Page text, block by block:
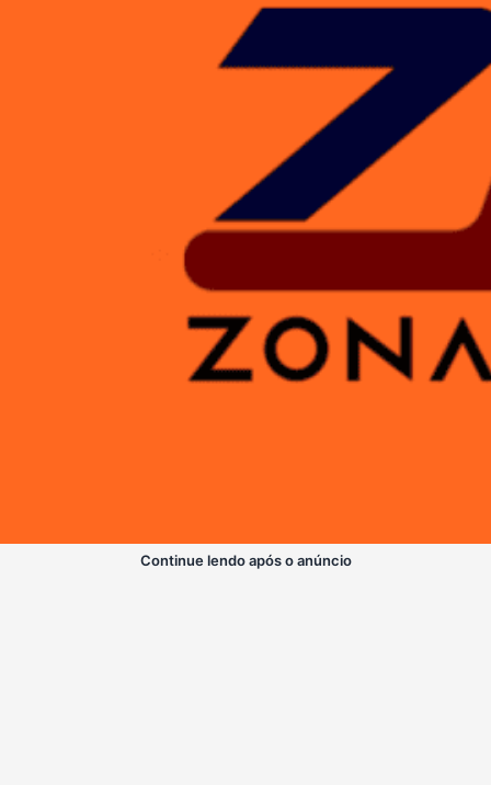
Continue lendo após o anúncio